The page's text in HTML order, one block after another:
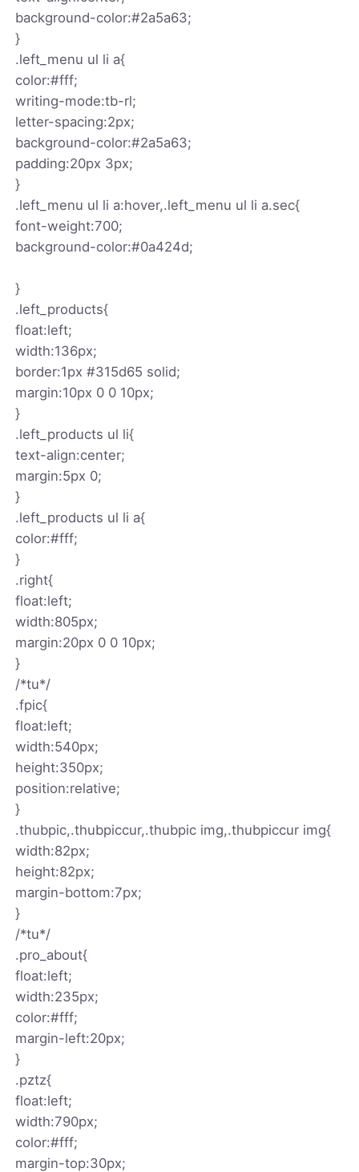
background-color:#2a5a63;
}
.left_menu ul li a{
color:#fff;
writing-mode:tb-rl;
letter-spacing:2px;
background-color:#2a5a63;
padding:20px 3px;
}
.left_menu ul li a:hover,.left_menu ul li a.sec{
font-weight:700;
background-color:#0a424d;
}
.left_products{
float:left;
width:136px;
border:1px #315d65 solid;
margin:10px 0 0 10px;
}
.left_products ul li{
text-align:center;
margin:5px 0;
}
.left_products ul li a{
color:#fff;
}
.right{
float:left;
width:805px;
margin:20px 0 0 10px;
}
/*tu*/
.fpic{
float:left;
width:540px;
height:350px;
position:relative;
}
.thubpic,.thubpiccur,.thubpic img,.thubpiccur img{
width:82px;
height:82px;
margin-bottom:7px;
}
/*tu*/
.pro_about{
float:left;
width:235px;
color:#fff;
margin-left:20px;
}
.pztz{
float:left;
width:790px;
color:#fff;
margin-top:30px;